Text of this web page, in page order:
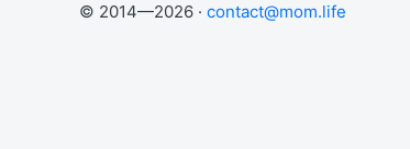
© 2014—2026 · contact@mom.life